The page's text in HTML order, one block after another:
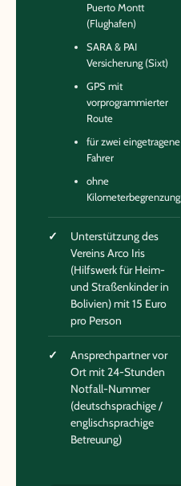
Puerto Montt
(Flughafen)
SARA & PAI
Versicherung (Sixt)
GPS mit
vorprogrammierter
Route
für zwei eingetragene
Fahrer
ohne
Kilometerbegrenzung
Unterstützung des
Vereins Arco Iris
(Hilfswerk für Heim-
und Straßenkinder in
Bolivien) mit 15 Euro
pro Person
Ansprechpartner vor
Ort mit 24-Stunden
Notfall-Nummer
(deutschsprachige /
englischsprachige
Betreuung)